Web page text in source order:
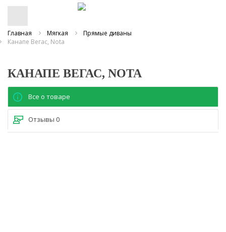
Главная Мягкая
Прямые диваны
Канапе Вегас, Nota
КАНАПЕ ВЕГАС, NOTA
Все о товаре
Отзывы 0